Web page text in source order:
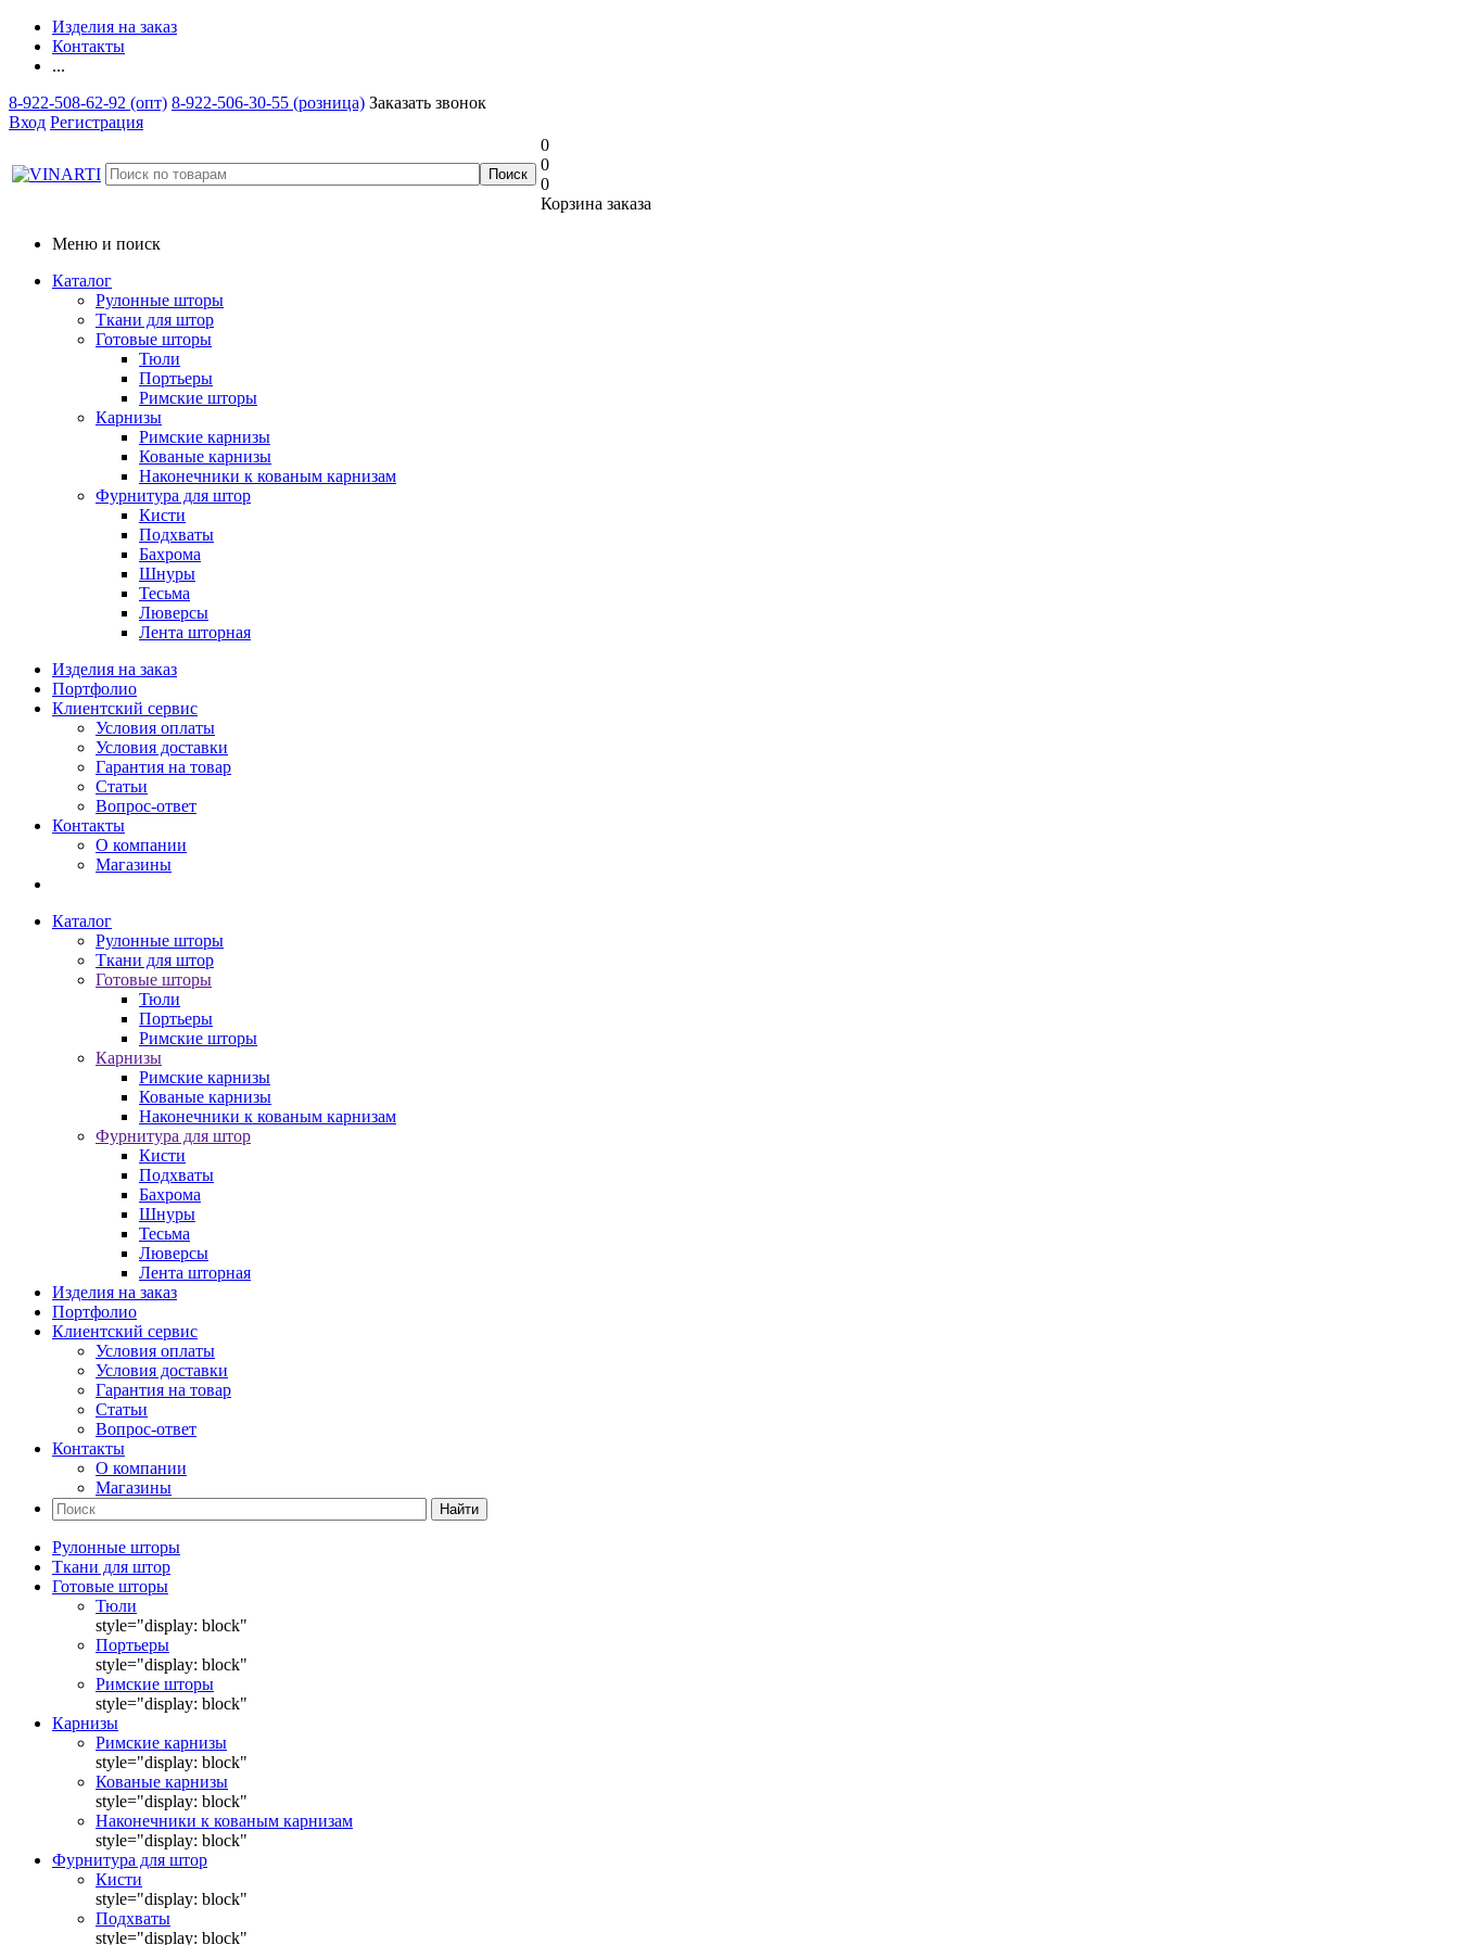
Изделия на заказ
Контакты
...
8-922-508-62-92 (опт) 8-922-506-30-55 (розница) Заказать звонок
Вход Регистрация
0
0
0
Корзина заказа
Меню и поиск
Каталог
Рулонные шторы
Ткани для штор
Готовые шторы
Тюли
Портьеры
Римские шторы
Карнизы
Римские карнизы
Кованые карнизы
Наконечники к кованым карнизам
Фурнитура для штор
Кисти
Подхваты
Бахрома
Шнуры
Тесьма
Люверсы
Лента шторная
Изделия на заказ
Портфолио
Клиентский сервис
Условия оплаты
Условия доставки
Гарантия на товар
Статьи
Вопрос-ответ
Контакты
О компании
Магазины
Каталог
Рулонные шторы
Ткани для штор
Готовые шторы
Тюли
Портьеры
Римские шторы
Карнизы
Римские карнизы
Кованые карнизы
Наконечники к кованым карнизам
Фурнитура для штор
Кисти
Подхваты
Бахрома
Шнуры
Тесьма
Люверсы
Лента шторная
Изделия на заказ
Портфолио
Клиентский сервис
Условия оплаты
Условия доставки
Гарантия на товар
Статьи
Вопрос-ответ
Контакты
О компании
Магазины
Найти
Рулонные шторы
Ткани для штор
Готовые шторы
Тюли
style="display: block"
Портьеры
style="display: block"
Римские шторы
style="display: block"
Карнизы
Римские карнизы
style="display: block"
Кованые карнизы
style="display: block"
Наконечники к кованым карнизам
style="display: block"
Фурнитура для штор
Кисти
style="display: block"
Подхваты
style="display: block"